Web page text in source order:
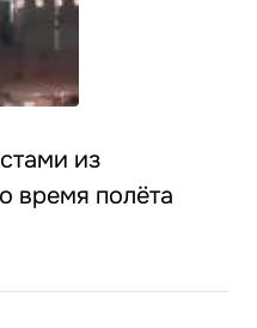
из
время полёта